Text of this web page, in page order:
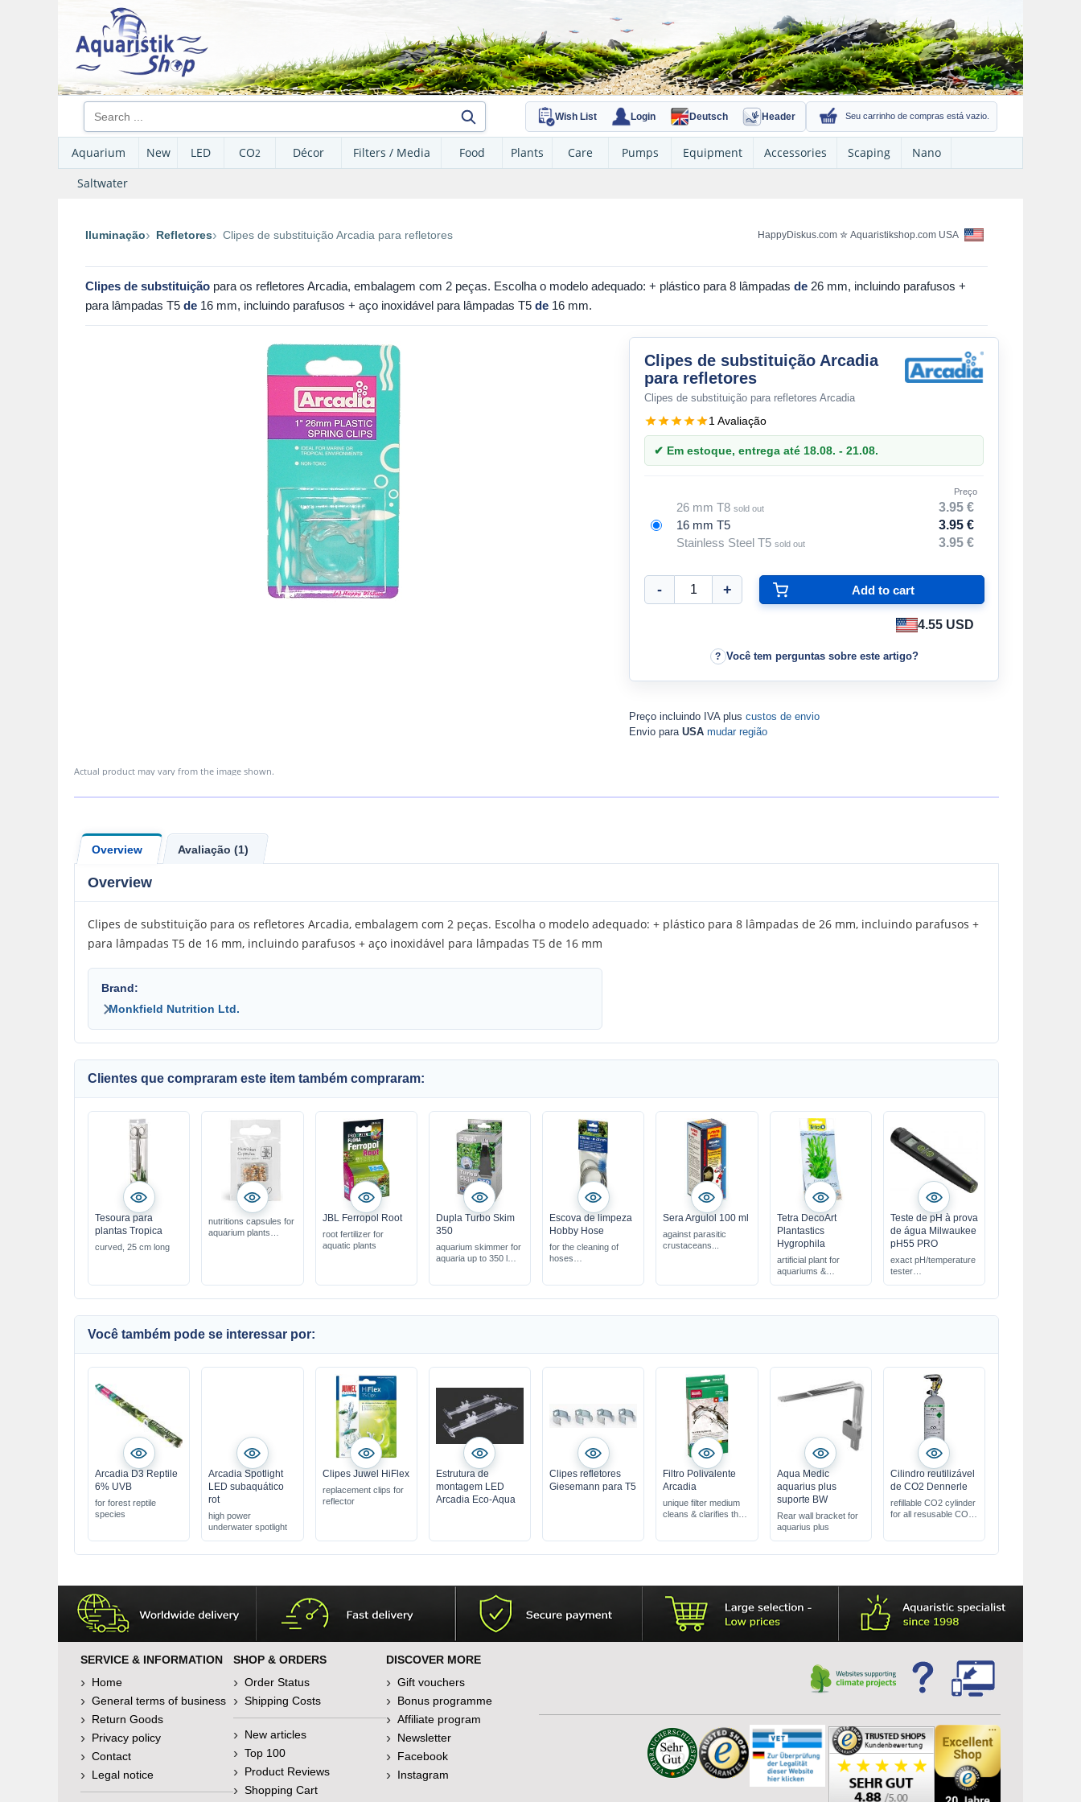
Wish List Login Deutsch Header Seu carrinho de compras está vazio.
Aquarium New LED CO2 Décor Filters / Media Food Plants Care Pumps Equipment Accessories Scaping
Nano
Saltwater
Iluminação Refletores Clipes de substituição Arcadia para refletores HappyDiskus.com ✮ Aquaristikshop.com USA
Clipes de substituição para os refletores Arcadia, embalagem com 2 peças. Escolha o modelo adequado: + plástico para 8 lâmpadas de 26 mm, incluindo parafusos +
para lâmpadas T5 de 16 mm, incluindo parafusos + aço inoxidável para lâmpadas T5 de 16 mm.
Actual product may vary from the image shown.
Clipes de substituição Arcadia
para refletores
Clipes de substituição para refletores Arcadia
1 Avaliação
✔ Em estoque, entrega até 18.08. - 21.08.
Preço
26 mm T8 sold out
3.95 €
16 mm T5
3.95 €
Stainless Steel T5 sold out 3.95 €
4.55 USD
Você tem perguntas sobre este artigo?
Preço incluindo IVA plus custos de envio
Envio para USA mudar região
Overview Avaliação (1)
Overview
Clipes de substituição para os refletores Arcadia, embalagem com 2 peças. Escolha o modelo adequado: + plástico para 8 lâmpadas de 26 mm, incluindo parafusos +
para lâmpadas T5 de 16 mm, incluindo parafusos + aço inoxidável para lâmpadas T5 de 16 mm
Brand:
Monkfield Nutrition Ltd.
Clientes que compraram este item também compraram:
Tesoura para
plantas Tropica
curved, 25 cm long
nutritions capsules for
aquarium plants
JBL Ferropol Root
root fertilizer for
aquatic plants
Dupla Turbo Skim
350
aquarium skimmer for
aquaria up to 350 l
Escova de limpeza
Hobby Hose
for the cleaning of
hoses
Sera Argulol 100 ml
against parasitic
crustaceans...
Tetra DecoArt
Plantastics
Hygrophila
artificial plant for
aquariums &
Teste de pH à prova
de água Milwaukee
pH55 PRO
exact pH/temperature
tester
Você também pode se interessar por:
Arcadia D3 Reptile
6% UVB
for forest reptile
species
Arcadia Spotlight
LED subaquático
rot
high power
underwater spotlight
Clipes Juwel HiFlex
replacement clips for
reflector
Estrutura de
montagem LED
Arcadia Eco-Aqua
Clipes refletores
Giesemann para T5
Filtro Polivalente
Arcadia
unique filter medium
cleans & clarifies the
Aqua Medic
aquarius plus
suporte BW
Rear wall bracket for
aquarius plus
Cilindro reutilizável
de CO2 Dennerle
refillable CO2 cylinder
for all resusable CO2-
SERVICE & INFORMATION
Home
General terms of business
Return Goods
Privacy policy
Contact
Legal notice
SHOP & ORDERS
Order Status
Shipping Costs
New articles
Top 100
Product Reviews
Shopping Cart
DISCOVER MORE
Gift vouchers
Bonus programme
Affiliate program
Newsletter
Facebook
Instagram